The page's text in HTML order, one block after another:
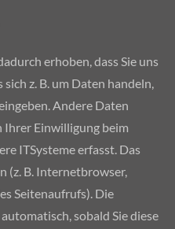
erhoben, dass Sie uns
z. B. um Daten handeln,
Andere Daten
Ihrer Einwilligung beim
ITSysteme erfasst. Das
(z. B. Internetbrowser,
Seitenaufrufs). Die
sobald Sie diese